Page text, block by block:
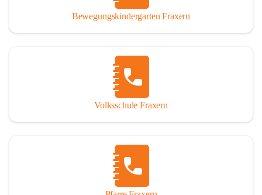
Bewegungskindergarten Fraxern
Volksschule Fraxern